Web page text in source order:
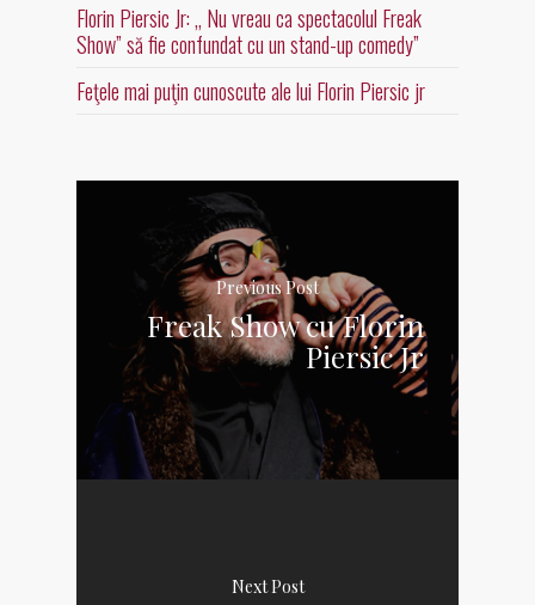
Florin Piersic Jr: „ Nu vreau ca spectacolul Freak
Show” să fie confundat cu un stand-up comedy”
Feţele mai puţin cunoscute ale lui Florin Piersic jr
Previous Post
Freak Show cu Florin
Piersic Jr
Next Post